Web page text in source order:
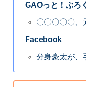
GAOっと！ぶろ
〇〇〇〇〇、
Facebook
分身豪太が、